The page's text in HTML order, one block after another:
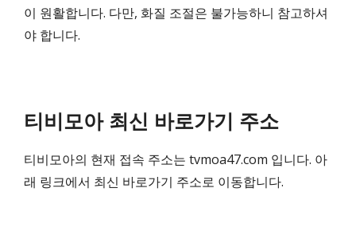
이 원활합니다. 다만, 화질 조절은 불가능하니 참고하셔
야 합니다.
티비모아 최신 바로가기 주소
티비모아의 현재 접속 주소는 tvmoa47.com 입니다. 아
래 링크에서 최신 바로가기 주소로 이동합니다.